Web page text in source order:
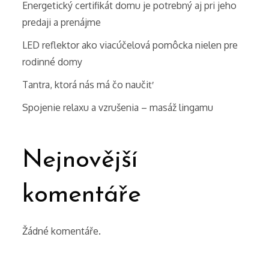
Energetický certifikát domu je potrebný aj pri jeho
predaji a prenájme
LED reflektor ako viacúčelová pomôcka nielen pre
rodinné domy
Tantra, ktorá nás má čo naučiť
Spojenie relaxu a vzrušenia – masáž lingamu
Nejnovější
komentáře
Žádné komentáře.